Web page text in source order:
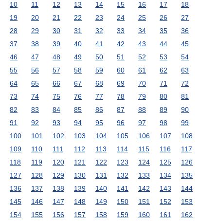
10
11 12 13 14 15 16 17
18
19
20 21 22 23 24 25 26
27
28
29 30 31 32 33 34 35
36
37
38 39 40 41 42 43 44
45
46
47 48 49 50 51 52 53
54
55
56 57 58 59 60 61 62
63
64
65 66 67 68 69 70 71
72
73
74 75 76 77 78 79 80
81
82
83 84 85 86 87 88 89
90
91
92 93 94 95 96 97 98
99
100
101 102 103 104 105 106 107
108
109
110 111 112 113 114 115 116
117
118
119 120 121 122 123 124 125
126
127
128 129 130 131 132 133 134
135
136
137 138 139 140 141 142 143
144
145
146 147 148 149 150 151 152
153
154
155 156 157 158 159 160 161
162